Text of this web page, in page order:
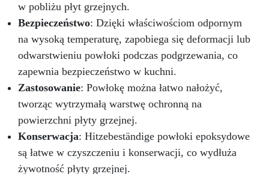
w pobliżu płyt grzejnych.
Bezpieczeństwo: Dzięki właściwościom odpornym
na wysoką temperaturę, zapobiega się deformacji lub
odwarstwieniu powłoki podczas podgrzewania, co
zapewnia bezpieczeństwo w kuchni.
Zastosowanie: Powłokę można łatwo nałożyć,
tworząc wytrzymałą warstwę ochronną na
powierzchni płyty grzejnej.
Konserwacja: Hitzebeständige powłoki epoksydowe
są łatwe w czyszczeniu i konserwacji, co wydłuża
żywotność płyty grzejnej.